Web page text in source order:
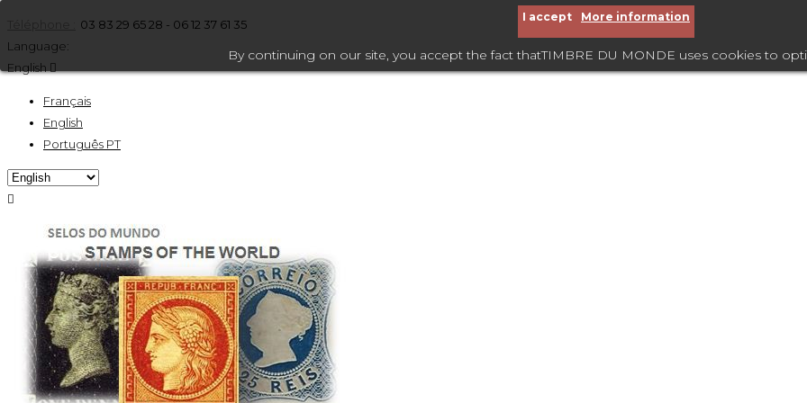
03 83 29 65 28 - 06 12 37 61 35
Language:
English 
Français
English
Português PT

I accept More information
By continuing on our site, you accept the fact thatTIMBRE DU MONDE uses cookies to